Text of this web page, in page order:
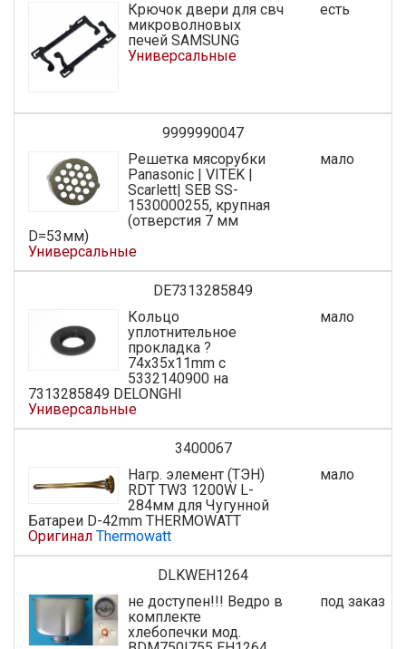
Крючок двери для свч
микроволновых
печей SAMSUNG
Универсальные
есть
9999990047
Решетка мясорубки
Panasonic | VITEK |
Scarlett| SEB SS-
1530000255, крупная
(отверстия 7 мм
D=53мм)
Универсальные
мало
DE7313285849
Кольцо
уплотнительное
прокладка ?
74x35x11mm c
5332140900 на
7313285849 DELONGHI
Универсальные
мало
3400067
Нагр. элемент (ТЭН)
RDT TW3 1200W L-
284мм для Чугунной
Батареи D-42mm THERMOWATT
Оригинал Thermowatt
мало
DLKWEH1264
не доступен!!! Ведро в
комплекте
хлебопечки мод.
под заказ